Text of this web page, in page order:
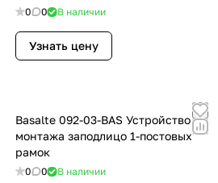
0 0 В наличии
Узнать цену
Basalte 092-03-BAS Устройство
монтажа заподлицо 1-постовых
рамок
0 0 В наличии